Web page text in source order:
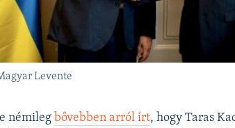
Levente
némileg bővebben arról írt, hogy Taras